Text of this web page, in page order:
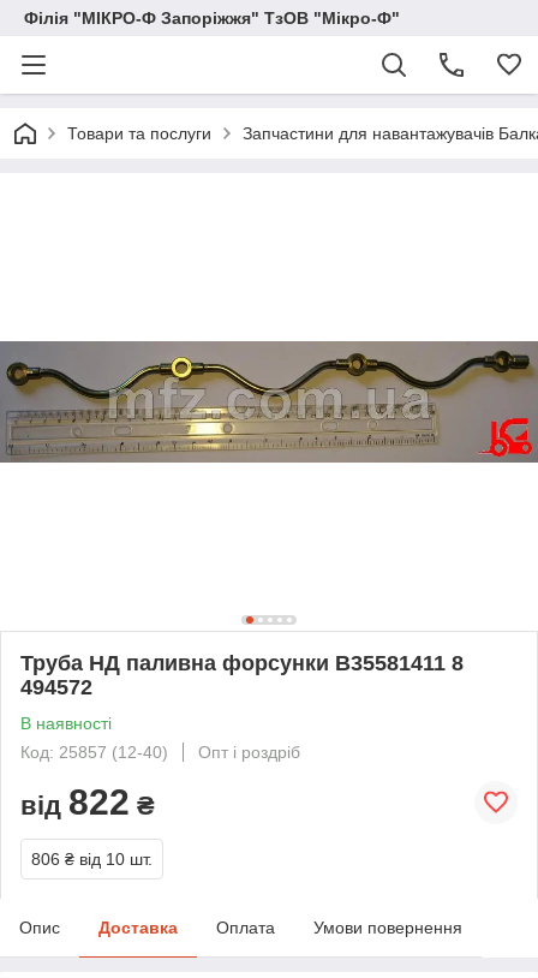
Філія "МІКРО-Ф Запоріжжя" ТзОВ "Мікро-Ф"
Товари та послуги Запчастини для навантажувачів
Труба НД паливна форсунки В35581411 8
494572
В наявності
Код: 25857 (12-40)
Опт і роздріб
від 822 ₴
806 ₴ від 10 шт.
Опис Доставка Оплата Умови повернення